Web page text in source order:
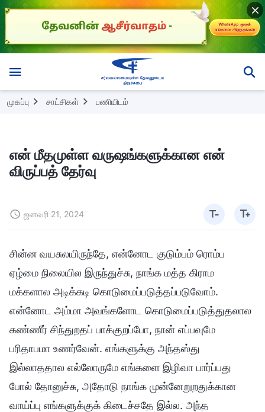
முகப்பு சாட்சிகள் பணியிடம்
என் மீதமுள்ள வருஷங்களுக்கான என்
விருப்பத் தேர்வு
ஜனவரி 21, 2024
சின்ன வயசுலயிருந்தே, என்னோட குடும்பம் ரொம்ப
ஏழ்மை நிலையில இருந்துச்சு, நாங்க மத்த கிராம
மக்களால அடிக்கடி கொடுமைப்படுத்தப்படுவோம்.
என்னோட அம்மா அவங்களோட கொடுமைப்படுத்துதலால
கண்ணீர் சிந்துறதப் பாக்குறப்போ, நான் எப்பவுமே
பரிதாபமா உணர்வேன். எங்களுக்கு அந்தஸ்து
இல்லாததால எல்லோருமே எங்களை இழிவா பார்ப்பது
போல் தோனுச்சு, அதோடு நாங்க முன்னேறுறதுக்கான
வாய்ப்பு எங்களுக்குக் கிடைச்சதே இல்ல. அந்த